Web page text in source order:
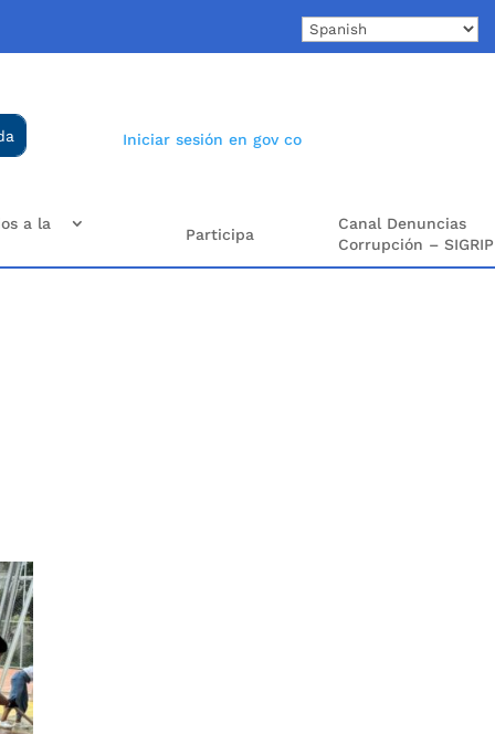
Iniciar sesión en gov co
a la
Participa
Canal Denuncias
Corrupción – SIGRIP